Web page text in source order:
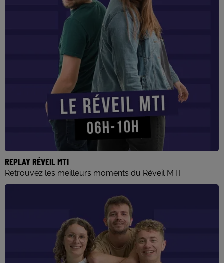
REPLAY RÉVEIL MTI
Retrouvez les meilleurs moments du Réveil MTI